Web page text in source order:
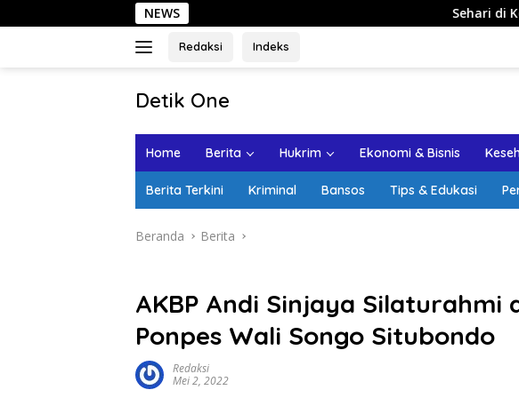
ke
NEWS Sehari di Kota Lama
Redaksi Indeks
Detik One
Ungkap
Home Berita Hukrim Ekonomi & Bisnis
Berita Terkini Kriminal Bansos Tips & Edukasi
Beranda Berita
AKBP Andi Sinjaya Silaturahmi
Ponpes Wali Songo Situbondo
Redaksi
Mei 2, 2022